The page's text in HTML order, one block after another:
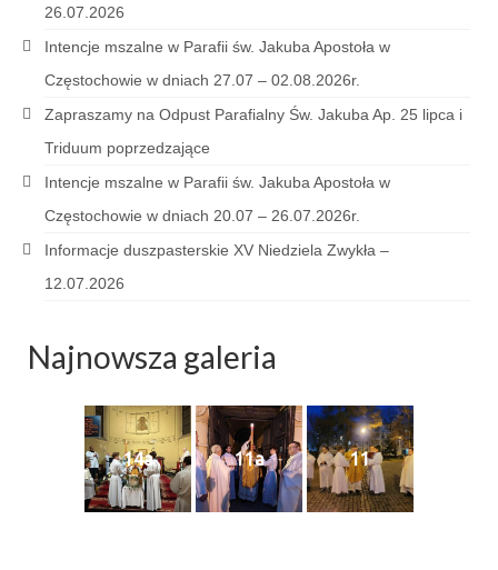
Sakrament kapłaństwa
Sakrament namaszczenia chorych
Galerie 2026
Niedziela Palmowa 29.03.2026
Wielki Piątek 03.04.2026
Godzina Miłosierdzia 12.04.2026
Galerie 2025
26.07.2026
Intencje mszalne w Parafii św. Jakuba Apostoła w
Częstochowie w dniach 27.07 – 02.08.2026r.
Zapraszamy na Odpust Parafialny Św. Jakuba Ap. 25 lipca i
Triduum poprzedzające
Intencje mszalne w Parafii św. Jakuba Apostoła w
Częstochowie w dniach 20.07 – 26.07.2026r.
Informacje duszpasterskie XV Niedziela Zwykła –
12.07.2026
Najnowsza galeria
14a 11a 11